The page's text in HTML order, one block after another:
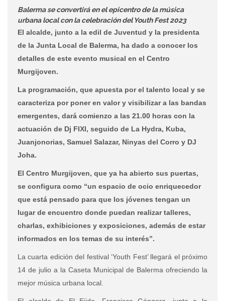
Balerma se convertirá en el epicentro de la música
urbana local con la celebración del Youth Fest 2023
El alcalde, junto a la edil de Juventud y la presidenta
de la Junta Local de Balerma, ha dado a conocer los
detalles de este evento musical en el Centro
Murgijoven.
La programación, que apuesta por el talento local y se
caracteriza por poner en valor y visibilizar a las bandas
emergentes, dará comienzo a las 21.00 horas con la
actuación de Dj FIXI, seguido de La Hydra, Kuba,
Juanjonorias, Samuel Salazar, Ninyas del Corro y DJ
Joha.
El Centro Murgijoven, que ya ha abierto sus puertas,
se configura como “un espacio de ocio enriquecedor
que está pensado para que los jóvenes tengan un
lugar de encuentro donde puedan realizar talleres,
charlas, exhibiciones y exposiciones, además de estar
informados en los temas de su interés”.
La cuarta edición del festival ‘Youth Fest’ llegará el próximo
14 de julio a la Caseta Municipal de Balerma ofreciendo la
mejor música urbana local.